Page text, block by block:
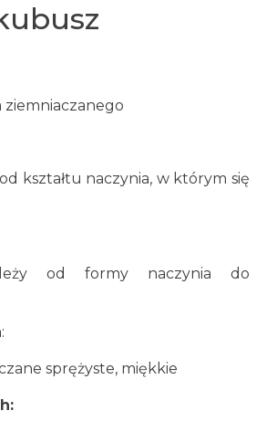
ziemniaczanego
kształtu naczynia, w którym się
od formy naczynia do
:
sprężyste, miękkie